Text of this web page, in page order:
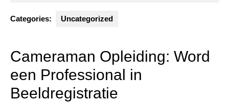
Categories: Uncategorized
Cameraman Opleiding: Word
een Professional in
Beeldregistratie